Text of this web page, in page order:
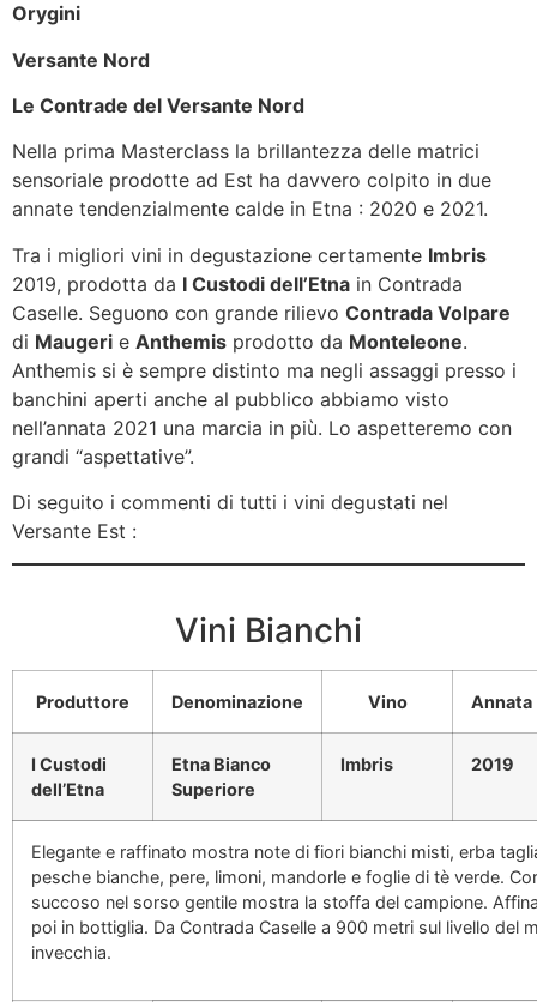
Orygini
Versante Nord
Le Contrade del Versante Nord
Nella prima Masterclass la brillantezza delle matrici
sensoriale prodotte ad Est ha davvero colpito in due
annate tendenzialmente calde in Etna : 2020 e 2021.
Tra i migliori vini in degustazione certamente Imbris
2019, prodotta da I Custodi dell’Etna in Contrada
Caselle. Seguono con grande rilievo Contrada Volpare
di Maugeri e Anthemis prodotto da Monteleone.
Anthemis si è sempre distinto ma negli assaggi presso i
banchini aperti anche al pubblico abbiamo visto
nell’annata 2021 una marcia in più. Lo aspetteremo con
grandi “aspettative”.
Di seguito i commenti di tutti i vini degustati nel
Versante Est :
Vini Bianchi
Produttore Denominazione Vino Annata
I Custodi
dell’Etna
Etna Bianco
Superiore
Imbris 2019
Elegante e raffinato mostra note di fiori bianchi misti, erba
pesche bianche, pere, limoni, mandorle e foglie di tè verde.
succoso nel sorso gentile mostra la stoffa del campione.
poi in bottiglia. Da Contrada Caselle a 900 metri sul livello del
invecchia.